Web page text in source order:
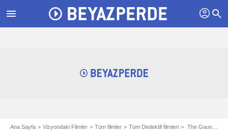
menu profil search
Ana Sayfa Vizyondaki Filmler Tüm filmler Tüm Dedektif filmleri The Gauntlet